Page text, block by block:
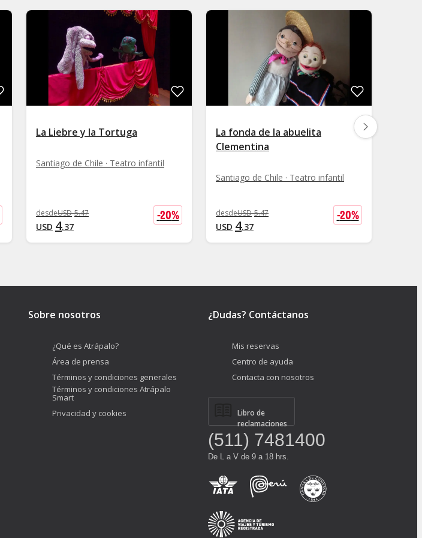
La Liebre y la Tortuga
Santiago de Chile · Teatro infantil
desdeUSD 5.47
USD 4.37
-20%
La fonda de la abuelita
Clementina
Santiago de Chile · Teatro infantil
desdeUSD 5.47
USD 4.37
-20%
Sobre nosotros
¿Qué es Atrápalo?
Área de prensa
Términos y condiciones generales
Términos y condiciones Atrápalo
Smart
Privacidad y cookies
¿Dudas? Contáctanos
Mis reservas
Centro de ayuda
Contacta con nosotros
Libro de
reclamaciones
(511) 7481400
De L a V de 9 a 18 hrs.